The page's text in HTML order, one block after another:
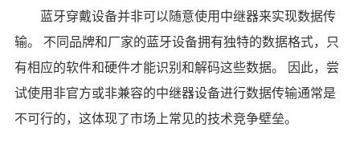
蓝牙穿戴设备并非可以随意使用中继器来实现数据传
输。 不同品牌和厂家的蓝牙设备拥有独特的数据格式，只
有相应的软件和硬件才能识别和解码这些数据。 因此，尝
试使用非官方或非兼容的中继器设备进行数据传输通常是
不可行的，这体现了市场上常见的技术竞争壁垒。